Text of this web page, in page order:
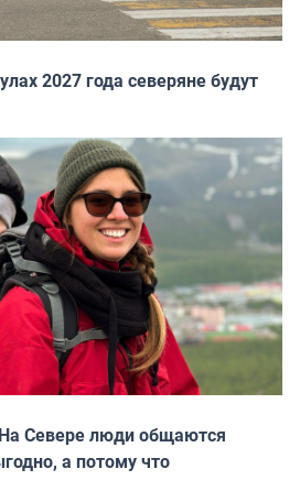
2027 года северяне будут
Севере люди общаются
а потому что